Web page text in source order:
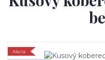
Akcia